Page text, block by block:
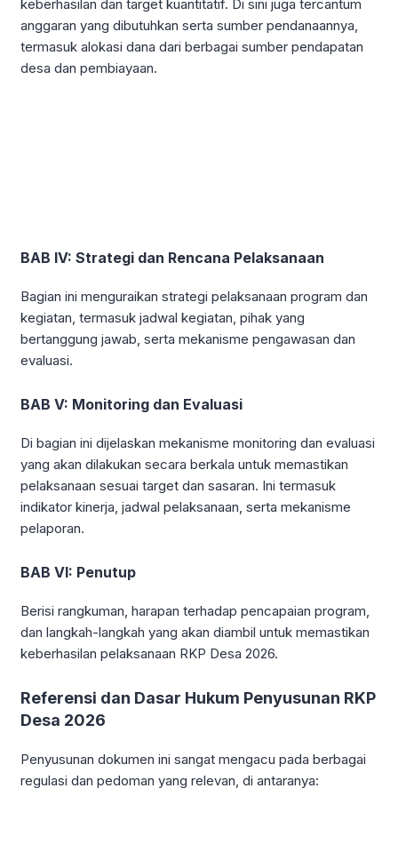
keberhasilan dan target kuantitatif. Di sini juga tercantum
anggaran yang dibutuhkan serta sumber pendanaannya,
termasuk alokasi dana dari berbagai sumber pendapatan
desa dan pembiayaan.
BAB IV: Strategi dan Rencana Pelaksanaan
Bagian ini menguraikan strategi pelaksanaan program dan
kegiatan, termasuk jadwal kegiatan, pihak yang
bertanggung jawab, serta mekanisme pengawasan dan
evaluasi.
BAB V: Monitoring dan Evaluasi
Di bagian ini dijelaskan mekanisme monitoring dan evaluasi
yang akan dilakukan secara berkala untuk memastikan
pelaksanaan sesuai target dan sasaran. Ini termasuk
indikator kinerja, jadwal pelaksanaan, serta mekanisme
pelaporan.
BAB VI: Penutup
Berisi rangkuman, harapan terhadap pencapaian program,
dan langkah-langkah yang akan diambil untuk memastikan
keberhasilan pelaksanaan RKP Desa 2026.
Referensi dan Dasar Hukum Penyusunan RKP
Desa 2026
Penyusunan dokumen ini sangat mengacu pada berbagai
regulasi dan pedoman yang relevan, di antaranya: